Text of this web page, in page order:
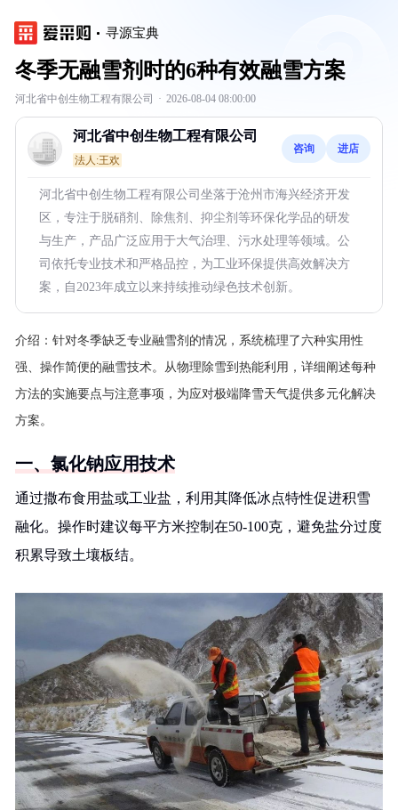
寻源宝典
冬季无融雪剂时的6种有效融雪方案
河北省中创生物工程有限公司 · 2026-08-04 08:00:00
河北省中创生物工程有限公司
法人:王欢
咨询 进店
河北省中创生物工程有限公司坐落于沧州市海兴经济开发
区，专注于脱硝剂、除焦剂、抑尘剂等环保化学品的研发
与生产，产品广泛应用于大气治理、污水处理等领域。公
司依托专业技术和严格品控，为工业环保提供高效解决方
案，自2023年成立以来持续推动绿色技术创新。
介绍： 针对冬季缺乏专业融雪剂的情况，系统梳理了六种实用性
强、操作简便的融雪技术。从物理除雪到热能利用，详细阐述每种
方法的实施要点与注意事项，为应对极端降雪天气提供多元化解决
方案。
一、氯化钠应用技术
通过撒布食用盐或工业盐，利用其降低冰点特性促进积雪
融化。操作时建议每平方米控制在50-100克，避免盐分过度
积累导致土壤板结。